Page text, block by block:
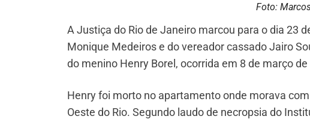
Foto:
A Justiça do Rio de Janeiro marcou para o dia 23
Monique Medeiros e do vereador cassado Jairo
do menino Henry Borel, ocorrida em 8 de março de
Henry foi morto no apartamento onde morava
Oeste do Rio. Segundo laudo de necropsia do